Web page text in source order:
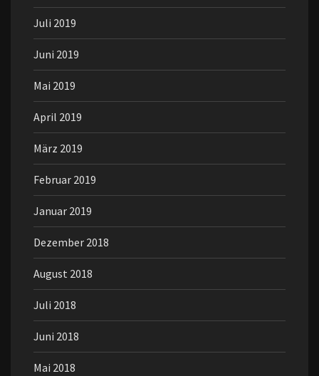
Juli 2019
Juni 2019
Mai 2019
April 2019
März 2019
Februar 2019
Januar 2019
Dezember 2018
August 2018
Juli 2018
Juni 2018
Mai 2018